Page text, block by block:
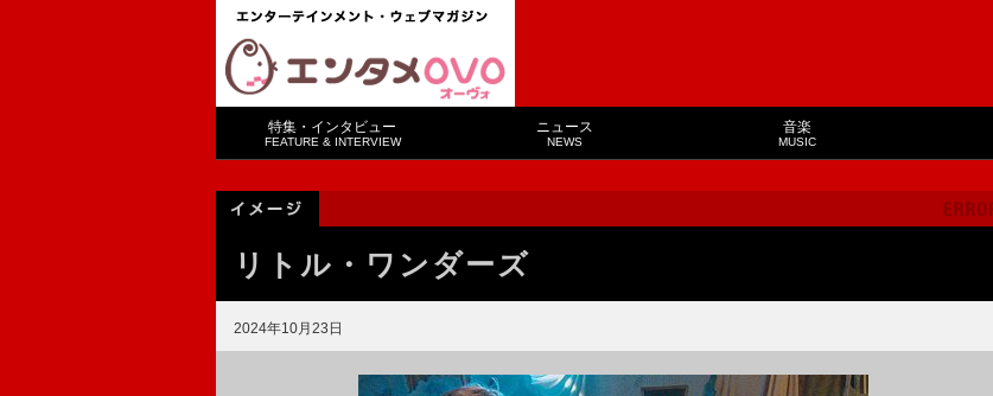
特集・インタビュー
FEATURE & INTERVIEW
ニュース
NEWS
音楽
MUSIC
リトル・ワンダーズ
2024年10月23日